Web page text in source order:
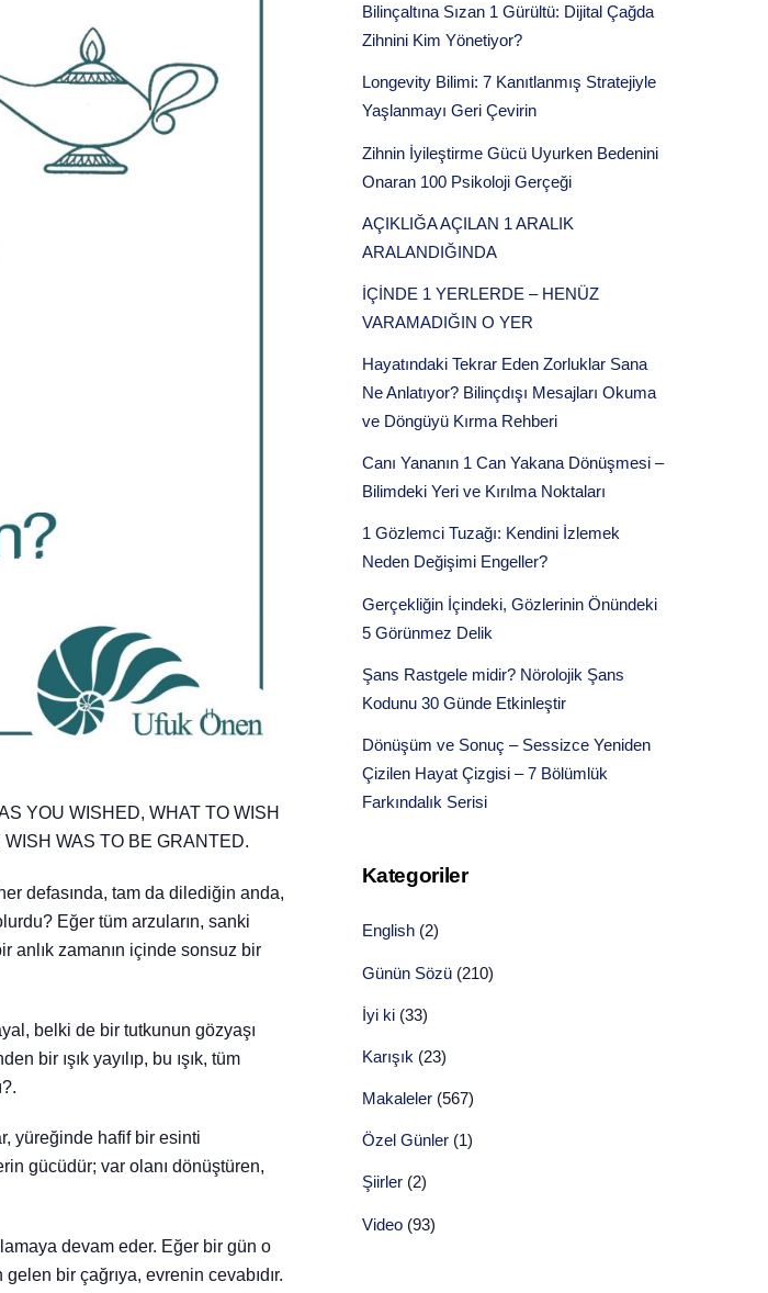
YOU WISHED, WHAT TO WISH
WAS TO BE GRANTED.
defasında, tam da dilediğin anda,
Eğer tüm arzuların, sanki
anlık zamanın içinde sonsuz bir
belki de bir tutkunun gözyaşı
bir ışık yayılıp, bu ışık, tüm
yüreğinde hafif bir esinti
gücüdür; var olanı dönüştüren,
devam eder. Eğer bir gün o
bir çağrıya, evrenin cevabıdır.
Bilinçaltına Sızan 1 Gürültü: Dijital Çağda
Zihnini Kim Yönetiyor?
Longevity Bilimi: 7 Kanıtlanmış Stratejiyle
Yaşlanmayı Geri Çevirin
Zihnin İyileştirme Gücü Uyurken Bedenini
Onaran 100 Psikoloji Gerçeği
AÇIKLIĞA AÇILAN 1 ARALIK
ARALANDIĞINDA
İÇİNDE 1 YERLERDE – HENÜZ
VARAMADIĞIN O YER
Hayatındaki Tekrar Eden Zorluklar Sana
Ne Anlatıyor? Bilinçdışı Mesajları Okuma
ve Döngüyü Kırma Rehberi
Canı Yananın 1 Can Yakana Dönüşmesi –
Bilimdeki Yeri ve Kırılma Noktaları
1 Gözlemci Tuzağı: Kendini İzlemek
Neden Değişimi Engeller?
Gerçekliğin İçindeki, Gözlerinin Önündeki
5 Görünmez Delik
Şans Rastgele midir? Nörolojik Şans
Kodunu 30 Günde Etkinleştir
Dönüşüm ve Sonuç – Sessizce Yeniden
Çizilen Hayat Çizgisi – 7 Bölümlük
Farkındalık Serisi
Kategoriler
English(2)
Günün Sözü(210)
İyi ki(33)
Karışık (23)
Makaleler(567)
Özel Günler(1)
Şiirler(2)
Video(93)